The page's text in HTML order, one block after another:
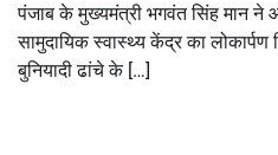
पंजाब के मुख्यमंत्री भगवंत सिंह मान
सामुदायिक स्वास्थ्य केंद्र का लोकार्पण
बुनियादी ढांचे के […]